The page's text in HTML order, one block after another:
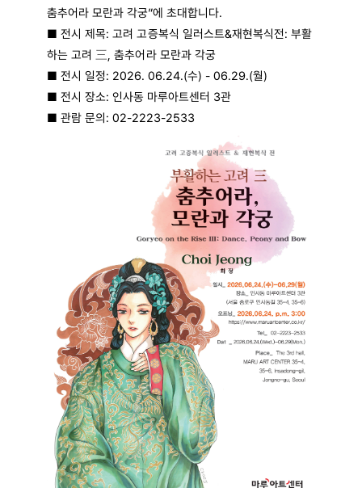
춤추어라 모란과 각궁”에 초대합니다.
■ 전시 제목:고려 고증복식 일러스트&재현복식전:부활
하는 고려 三 ,춤추어라 모란과 각궁
■ 전시 일정: 2026. 06.24.(수) - 06.29.(월)
■ 전시 장소:인사동 마루아트센터 3관
■ 관람 문의: 02-2223-2533